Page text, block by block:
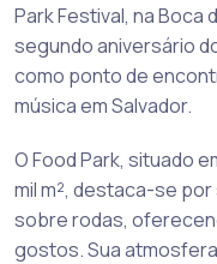
Park Festival, na Boca
segundo aniversário
como ponto de
música em Salvador.
O Food Park, situado
mil m², destaca-se
sobre rodas,
gostos. Sua